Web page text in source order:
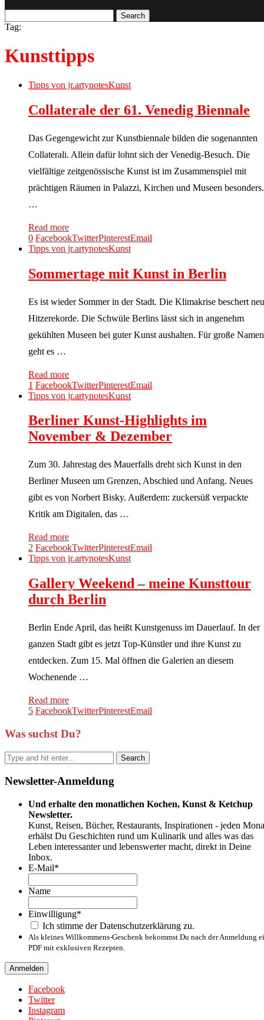
Search
Tag:
Kunsttipps
Tipps von jr.artynotesKunst
Collaterale der 61. Venedig Biennale
Das Gegengewicht zur Kunstbiennale bilden die sogenannten
Collaterali. Allein dafür lohnt sich der Venedig-Besuch. Die
vielfältige zeitgenössische Kunst ist im Zusammenspiel mit
prächtigen Räumen in Palazzi, Kirchen und Museen besonders.
…
Read more
0 FacebookTwitterPinterestEmail
Tipps von jr.artynotesKunst
Sommertage mit Kunst in Berlin
Es ist wieder Sommer in der Stadt. Die Klimakrise beschert
Hitzerekorde. Die Schwüle Berlins lässt sich in angenehm
gekühlten Museen bei guter Kunst aushalten. Für große Namen
geht es …
Read more
1 FacebookTwitterPinterestEmail
Tipps von jr.artynotesKunst
Berliner Kunst-Highlights im
November & Dezember
Zum 30. Jahrestag des Mauerfalls dreht sich Kunst in den
Berliner Museen um Grenzen, Abschied und Anfang. Neues
gibt es von Norbert Bisky. Außerdem: zuckersüß verpackte
Kritik am Digitalen, das …
Read more
2 FacebookTwitterPinterestEmail
Tipps von jr.artynotesKunst
Gallery Weekend – meine Kunsttour
durch Berlin
Berlin Ende April, das heißt Kunstgenuss im Dauerlauf. In der
ganzen Stadt gibt es jetzt Top-Künstler und ihre Kunst zu
entdecken. Zum 15. Mal öffnen die Galerien an diesem
Wochenende …
Read more
5 FacebookTwitterPinterestEmail
Was suchst Du?
Newsletter-Anmeldung
Und erhalte den monatlichen Kochen, Kunst & Ketchup
Newsletter.
Kunst, Reisen, Bücher, Restaurants, Inspirationen - jeden
erhälst Du Geschichten rund um Kulinarik und alles was das
Leben interessanter und lebenswerter macht, direkt in Deine
Inbox.
E-Mail*
Name
Einwilligung*
Ich stimme der Datenschutzerklärung zu.
Als kleines Willkommens-Geschenk bekommst Du nach der Anmeldung
PDF mit exklusiven Rezepten.
Facebook
Twitter
Instagram